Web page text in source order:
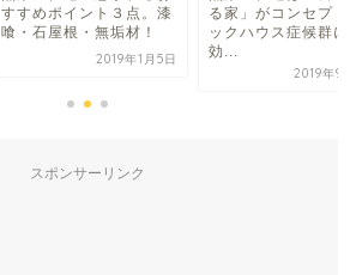
すすめポイント３点。漆
喰・石屋根・無垢材！
2019年1月5日
る家」がコンセプト
ックハウス症候群に
効...
2019年9
スポンサーリンク